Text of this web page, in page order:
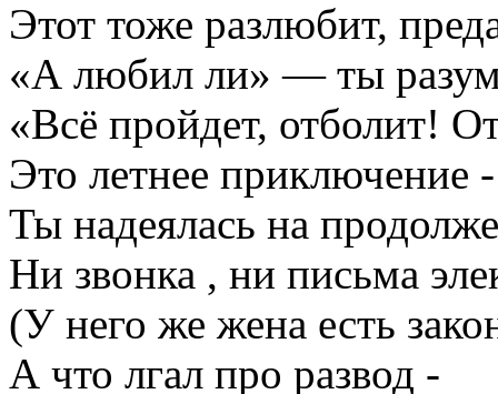
Этот тоже разлюбит,
«А любил ли» — ты
«Всё пройдет, отболит!
Это летнее приключение -
Ты надеялась на
Ни звонка , ни письма
(У него же жена есть
А что лгал про развод -